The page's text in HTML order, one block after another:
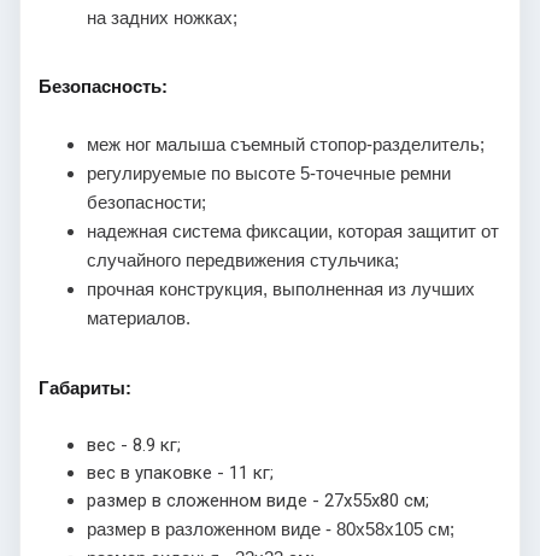
на задних ножках;
Безопасность:
меж ног малыша съемный стопор-разделитель;
регулируемые по высоте 5-точечные ремни
безопасности;
надежная система фиксации, которая защитит от
случайного передвижения стульчика;
прочная конструкция, выполненная из лучших
материалов.
Габариты:
вес - 8.9 кг;
вес в упаковке - 11 кг;
размер в сложенном виде - 27х55х80 см;
размер в разложенном виде - 80х58х105 см;